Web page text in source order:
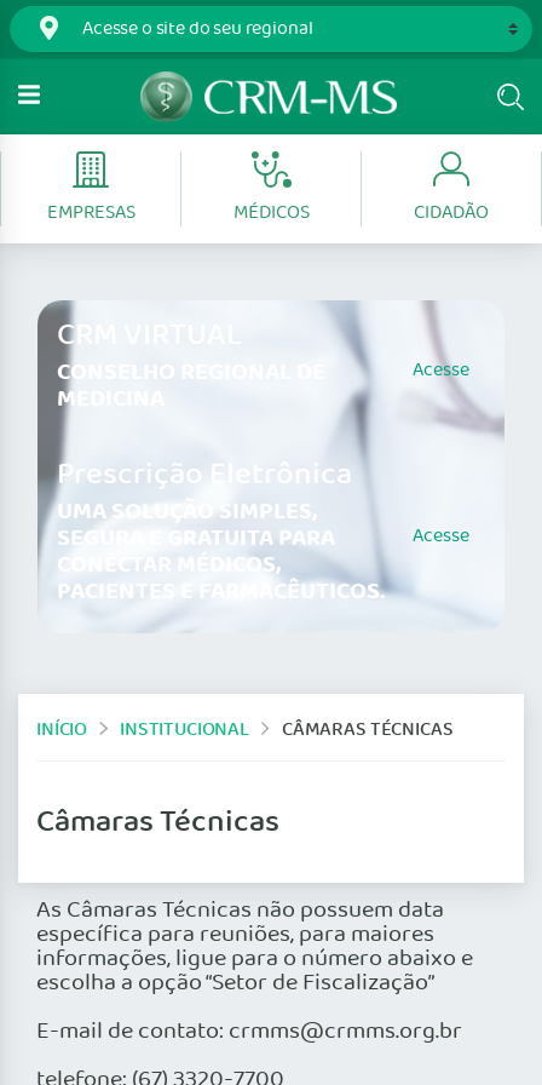
EMPRESAS MÉDICOS CIDADÃO
CRM VIRTUAL
CONSELHO REGIONAL DE
MEDICINA
Acesse
Prescrição Eletrônica
UMA SOLUÇÃO SIMPLES,
SEGURA E GRATUITA PARA
CONECTAR MÉDICOS,
PACIENTES E FARMACÊUTICOS.
Acesse
INÍCIO INSTITUCIONAL CÂMARAS TÉCNICAS
Câmaras Técnicas
As Câmaras Técnicas não possuem data
específica para reuniões, para maiores
informações, ligue para o número abaixo e
escolha a opção “Setor de Fiscalização”
E-mail de contato: crmms@crmms.org.br